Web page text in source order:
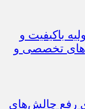
باکیفیت و
تخصصی و
رفع چالش‌های